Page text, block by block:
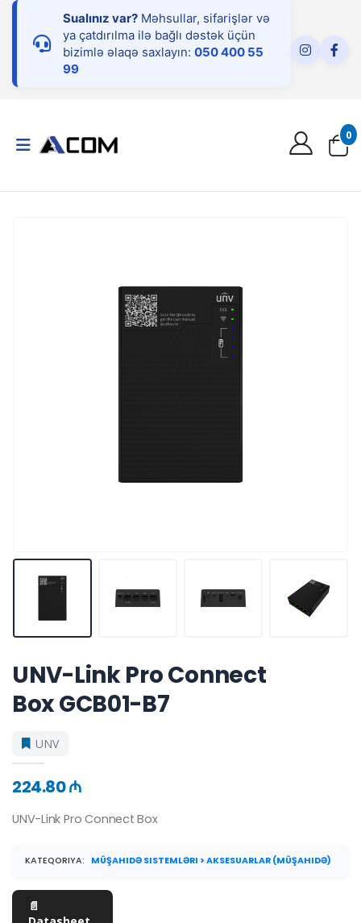
Sualınız var? Məhsullar, sifarişlər və
ya çatdırılma ilə bağlı dəstək üçün
bizimlə əlaqə saxlayın: 050 400 55
99
0
UNV-Link Pro Connect
Box GCB01-B7
UNV
224.80 ₼
UNV-Link Pro Connect Box
KATEQORIYA: MÜŞAHIDƏ SISTEMLƏRI > AKSESUARLAR (MÜŞAHIDƏ)
📄